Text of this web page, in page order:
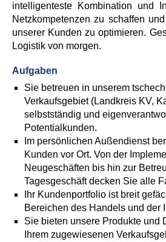
intelligenteste Kombination und
Netzkompetenzen zu schaffen
unserer Kunden zu optimieren.
Logistik von morgen.
Aufgaben
Sie betreuen in unserem
Verkaufsgebiet (Landkreis KV,
selbstständig und
Potentialkunden.
Im persönlichen Außendienst
Kunden vor Ort. Von der
Neugeschäften bis hin zur
Tagesgeschäft decken Sie alle
Ihr Kundenportfolio ist breit
Bereichen des Handels und der
Sie bieten unsere Produkte und
Ihrem zugewiesenen